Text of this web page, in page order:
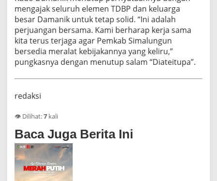
mengajak seluruh elemen TDBP dan keluarga
besar Damanik untuk tetap solid. “Ini adalah
perjuangan bersama. Kami berharap kerja sama
kita terus terjaga agar Pemkab Simalungun
bersedia meralat kebijakannya yang keliru,”
pungkasnya dengan menutup salam “Diateitupa”.
redaksi
👁️ Dilihat:7 kali
Baca Juga Berita Ini